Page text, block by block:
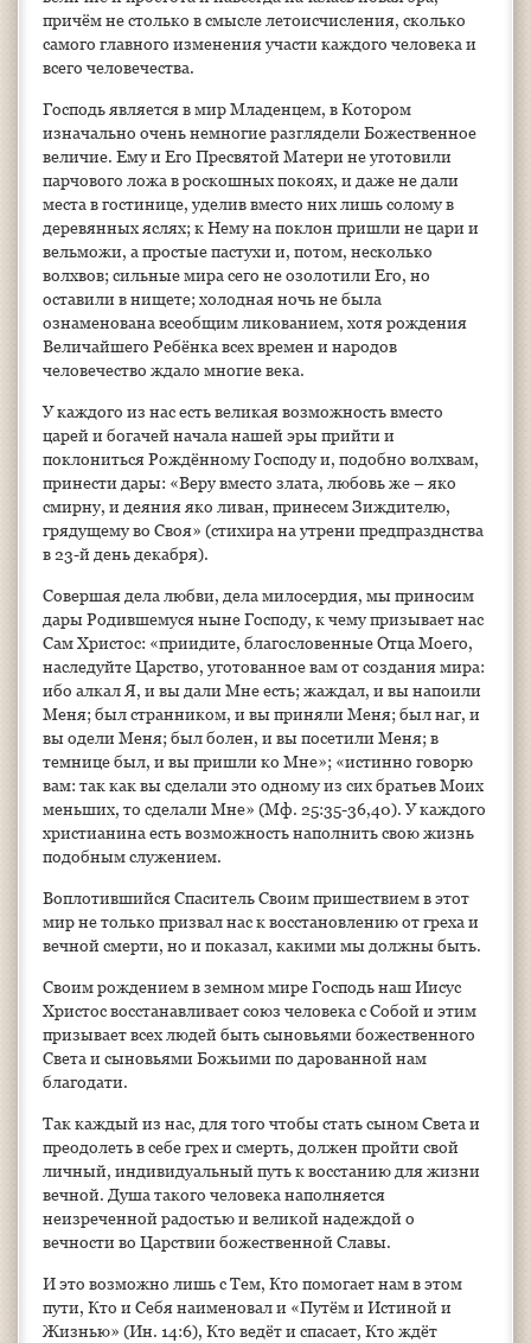
причём не столько в смысле летоисчисления, сколько
самого главного изменения участи каждого человека и
всего человечества.
Господь является в мир Младенцем, в Котором
изначально очень немногие разглядели Божественное
величие. Ему и Его Пресвятой Матери не уготовили
парчового ложа в роскошных покоях, и даже не дали
места в гостинице, уделив вместо них лишь солому в
деревянных яслях; к Нему на поклон пришли не цари и
вельможи, а простые пастухи и, потом, несколько
волхвов; сильные мира сего не озолотили Его, но
оставили в нищете; холодная ночь не была
ознаменована всеобщим ликованием, хотя рождения
Величайшего Ребёнка всех времен и народов
человечество ждало многие века.
У каждого из нас есть великая возможность вместо
царей и богачей начала нашей эры прийти и
поклониться Рождённому Господу и, подобно волхвам,
принести дары: «Веру вместо злата, любовь же – яко
смирну, и деяния яко ливан, принесем Зиждителю,
грядущему во Своя» (стихира на утрени предпразднства
в 23-й день декабря).
Совершая дела любви, дела милосердия, мы приносим
дары Родившемуся ныне Господу, к чему призывает нас
Сам Христос: «приидите, благословенные Отца Моего,
наследуйте Царство, уготованное вам от создания мира:
ибо алкал Я, и вы дали Мне есть; жаждал, и вы напоили
Меня; был странником, и вы приняли Меня; был наг, и
вы одели Меня; был болен, и вы посетили Меня; в
темнице был, и вы пришли ко Мне»; «истинно говорю
вам: так как вы сделали это одному из сих братьев Моих
меньших, то сделали Мне» (Мф. 25:35-36,40). У каждого
христианина есть возможность наполнить свою жизнь
подобным служением.
Воплотившийся Спаситель Своим пришествием в этот
мир не только призвал нас к восстановлению от греха и
вечной смерти, но и показал, какими мы должны быть.
Своим рождением в земном мире Господь наш Иисус
Христос восстанавливает союз человека с Собой и этим
призывает всех людей быть сыновьями божественного
Света и сыновьями Божьими по дарованной нам
благодати.
Так каждый из нас, для того чтобы стать сыном Света и
преодолеть в себе грех и смерть, должен пройти свой
личный, индивидуальный путь к восстанию для жизни
вечной. Душа такого человека наполняется
неизреченной радостью и великой надеждой о
вечности во Царствии божественной Славы.
И это возможно лишь с Тем, Кто помогает нам в этом
пути, Кто и Себя наименовал и «Путём и Истиной и
Жизнью» (Ин. 14:6), Кто ведёт и спасает, Кто ждёт